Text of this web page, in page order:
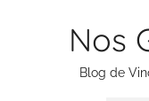
Nos
Blog de